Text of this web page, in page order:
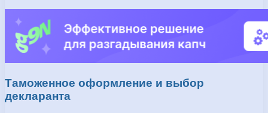
Таможенное оформление и выбор
декларанта